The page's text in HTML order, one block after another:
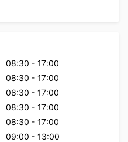
08:30 - 17:00
08:30 - 17:00
08:30 - 17:00
08:30 - 17:00
08:30 - 17:00
09:00 - 13:00